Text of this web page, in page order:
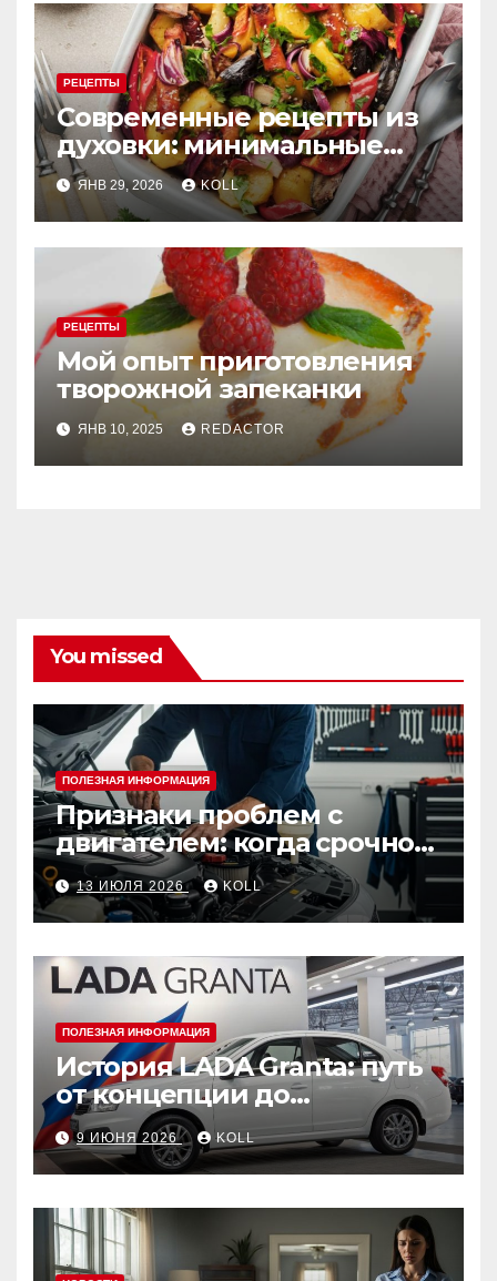
РЕЦЕПТЫ
Современные рецепты из
духовки: минимальные
усилия, максимум вкуса
ЯНВ 29, 2026 KOLL
РЕЦЕПТЫ
Мой опыт приготовления
творожной запеканки
ЯНВ 10, 2025 REDACTOR
You missed
ПОЛЕЗНАЯ ИНФОРМАЦИЯ
Признаки проблем с
двигателем: когда срочно
ехать в сервис
13 ИЮЛЯ 2026 KOLL
ПОЛЕЗНАЯ ИНФОРМАЦИЯ
История LADA Granta: путь
от концепции до
популярного российского
автомобиля
9 ИЮНЯ 2026 KOLL